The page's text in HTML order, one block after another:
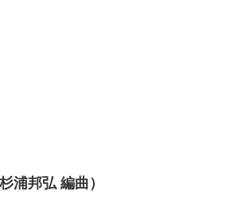
浦邦弘 編曲）